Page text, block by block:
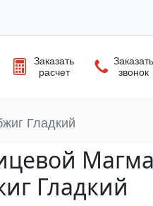
Заказать
расчет
Заказать
звонок
Гладкий
Гладкий